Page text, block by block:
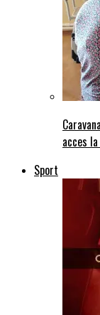
acces
Sport